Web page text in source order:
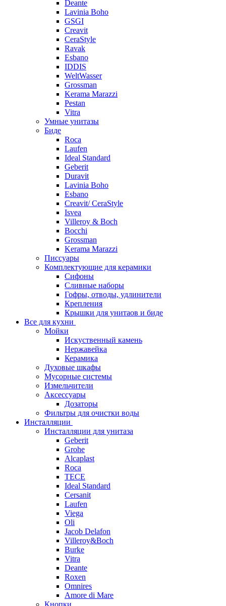
Deante
Lavinia Boho
GSGI
Creavit
CeraStyle
Ravak
Esbano
IDDIS
WeltWasser
Grossman
Kerama Marazzi
Pestan
Vitra
Умные унитазы
Биде
Roca
Laufen
Ideal Standard
Geberit
Duravit
Lavinia Boho
Esbano
Creavit/ CeraStyle
Isvea
Villeroy & Boch
Bocchi
Grossman
Kerama Marazzi
Писсуары
Комплектующие для керамики
Сифоны
Сливные наборы
Гофры, отводы, удлинители
Крепления
Крышки для унитаов и биде
Все для кухни
Мойки
Искуственный камень
Нержавейка
Керамика
Духовые шкафы
Мусорные системы
Измельчители
Аксессуары
Дозаторы
Фильтры для очистки воды
Инсталляции
Инсталляции для унитаза
Geberit
Grohe
Alcaplast
Roca
TECE
Ideal Standard
Cersanit
Laufen
Viega
Oli
Jacob Delafon
Villeroy&Boch
Burke
Vitra
Deante
Roxen
Omnires
Amore di Mare
Кнопки